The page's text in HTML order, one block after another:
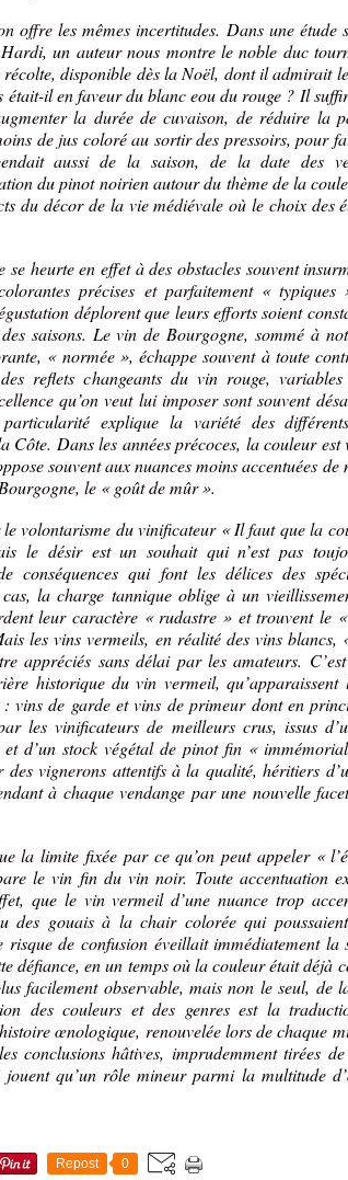
offre les mêmes incertitudes. Dans une étude
un auteur nous montre le noble duc
disponible dès la Noël, dont il admirait
il en faveur du blanc eou du rouge ? Il
la durée de cuvaison, de réduire la
de jus coloré au sortir des pressoirs, pour
aussi de la saison, de la date des
du pinot noirien autour du thème de la
du décor de la vie médiévale où le choix des
heurte en effet à des obstacles souvent
précises et parfaitement « typiques
déplorent que leurs efforts soient
saisons. Le vin de Bourgogne, sommé à
« normée », échappe souvent à toute
reflets changeants du vin rouge,
qu’on veut lui imposer sont souvent
explique la variété des
Côte. Dans les années précoces, la couleur est
souvent aux nuances moins accentuées
le « goût de mûr ».
volontarisme du vinificateur « Il faut que la
le désir est un souhait qui n’est pas
conséquences qui font les délices des
la charge tannique oblige à un
leur caractère « rudastre » et trouvent le
les vins vermeils, en réalité des vins blancs,
appréciés sans délai par les amateurs.
historique du vin vermeil, qu’apparaissent
vins de garde et vins de primeur dont en
les vinificateurs de meilleurs crus, issus
d’un stock végétal de pinot fin «
des vignerons attentifs à la qualité, héritiers
à chaque vendange par une nouvelle
la limite fixée par ce qu’on peut appeler «
le vin fin du vin noir. Toute accentuation
que le vin vermeil d’une nuance trop
des gouais à la chair colorée qui
risque de confusion éveillait immédiatement la
défiance, en un temps où la couleur était déjà
facilement observable, mais non le seul, de
des couleurs et des genres est la
œnologique, renouvelée lors de chaque
conclusions hâtives, imprudemment tirées
qu’un rôle mineur parmi la multitude
Repost 0